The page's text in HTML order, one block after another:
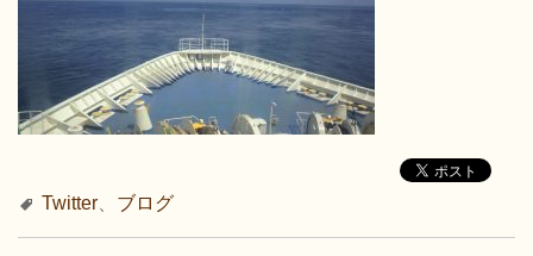
Twitter ブログ